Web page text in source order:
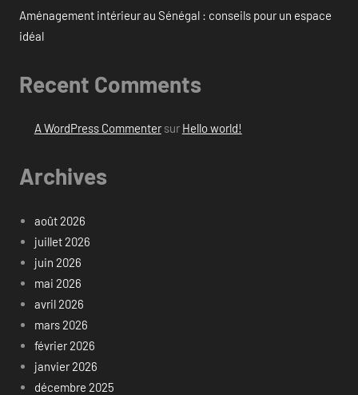
Aménagement intérieur au Sénégal : conseils pour un espace
idéal
Recent Comments
A WordPress Commentersur Hello world!
Archives
août 2026
juillet 2026
juin 2026
mai 2026
avril 2026
mars 2026
février 2026
janvier 2026
décembre 2025